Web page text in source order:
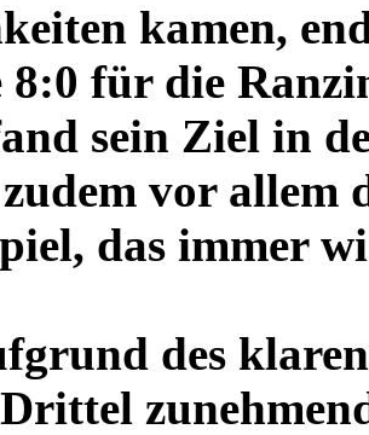
kamen,
8:0 für die
sein Ziel in
vor allem
das immer
des